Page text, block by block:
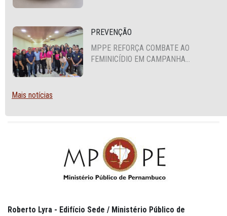
PREVENÇÃO
MPPE REFORÇA COMBATE AO
FEMINICÍDIO EM CAMPANHA
Mais notícias
Roberto Lyra - Edifício Sede / Ministério Público de